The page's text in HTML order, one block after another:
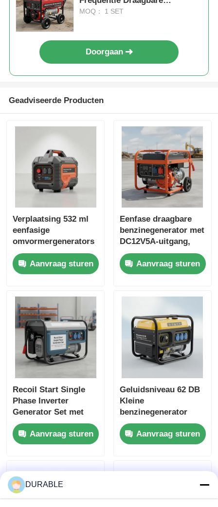
stroomvoorziening voor
MOQ： 1 SET
Doorgaan
Geadviseerde Producten
Verplaatsing 532 ml
eenfasige
omvormergenerators
et met USB-oplader
DC5V1A energiebron
voor noodback-up
Aanvraag sturen
Eenfase draagbare
benzinegenerator met
DC12V5A-uitgang,
ideaal voor
buitenwerkplekken en
noodstroomback-up
Aanvraag sturen
Recoil Start Single
Phase Inverter
Generator Set met
geluidsniveau 62 DB
Ideaal voor bouw en
noodstroom
Aanvraag sturen
Geluidsniveau 62 DB
Kleine
benzinegenerator
Nomenclatuurspannin
g 120 240 V
Energiebron voor
Aanvraag sturen
DURABLE